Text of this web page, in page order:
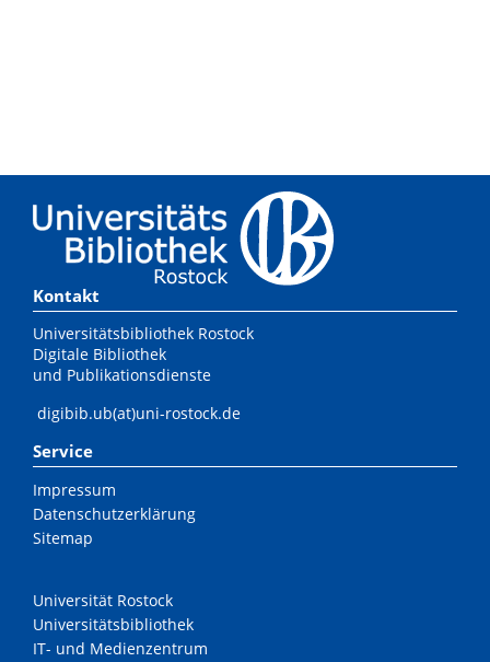
Kontakt
Universitätsbibliothek Rostock
Digitale Bibliothek
und Publikationsdienste
digibib.ub(at)uni-rostock.de
Service
Impressum
Datenschutzerklärung
Sitemap
Universität Rostock
Universitätsbibliothek
IT- und Medienzentrum